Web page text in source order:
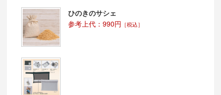
ひのきのサシェ
参考上代：990円 ［税込］